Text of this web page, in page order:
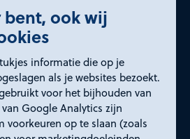
bent, ook wij
informatie die op je
als je websites bezoekt.
voor het bijhouden van
Google Analytics zijn
voorkeuren op te slaan (zoals